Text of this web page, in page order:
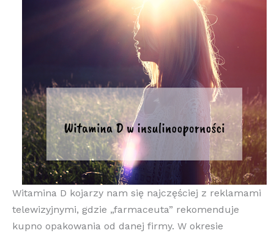
Witamina D kojarzy nam się najczęściej z reklamami
telewizyjnymi, gdzie „farmaceuta” rekomenduje
kupno opakowania od danej firmy. W okresie